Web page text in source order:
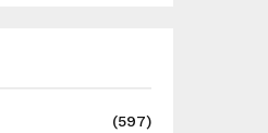
(597)